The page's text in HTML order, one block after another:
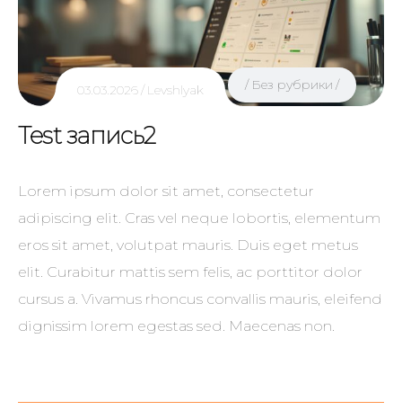
03.03.2026 Levshlyak Без рубрики
Test запись2
Lorem ipsum dolor sit amet, consectetur
adipiscing elit. Cras vel neque lobortis, elementum
eros sit amet, volutpat mauris. Duis eget metus
elit. Curabitur mattis sem felis, ac porttitor dolor
cursus a. Vivamus rhoncus convallis mauris, eleifend
dignissim lorem egestas sed. Maecenas non.